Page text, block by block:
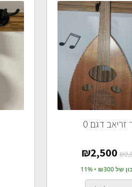
זריאב דגם 0
₪
₪2,500
₪300 • 11%